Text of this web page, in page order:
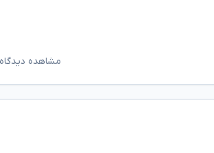
مشاهده